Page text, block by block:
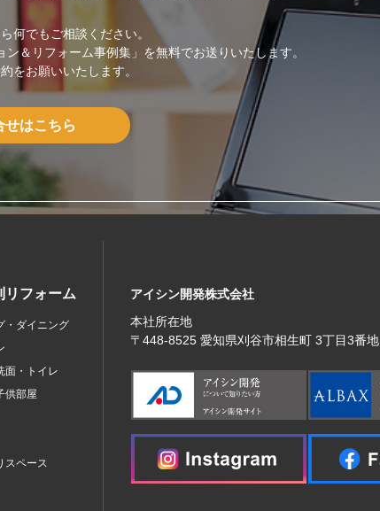
何でもご相談ください。
＆リフォーム事例集」を無料でお送りいたします。
をお願いいたします。
せはこちら
リフォーム
・ダイニング
面・トイレ
供部屋
スペース
アイシン開発株式会社
本社所在地
〒448‐8525 愛知県刈谷市相生町 3丁目3番地